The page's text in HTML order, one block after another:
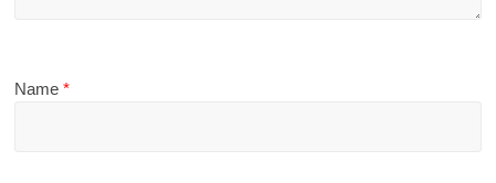
Name*